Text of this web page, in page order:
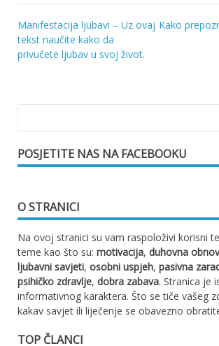
Navigacija
objava
Manifestacija ljubavi – Uz ovaj
tekst naučite kako da
privučete ljubav u svoj život.
Kako
POSJETITE NAS NA FACEBOOKU
O STRANICI
Na ovoj stranici su vam raspoloživi korisni
teme kao što su: motivacija, duhovna
ljubavni savjeti, osobni uspjeh, pasivna
psihičko zdravlje, dobra zabava. Stranica je
informativnog karaktera. Što se tiče vašeg
kakav savjet ili liječenje se obavezno
TOP ČLANCI